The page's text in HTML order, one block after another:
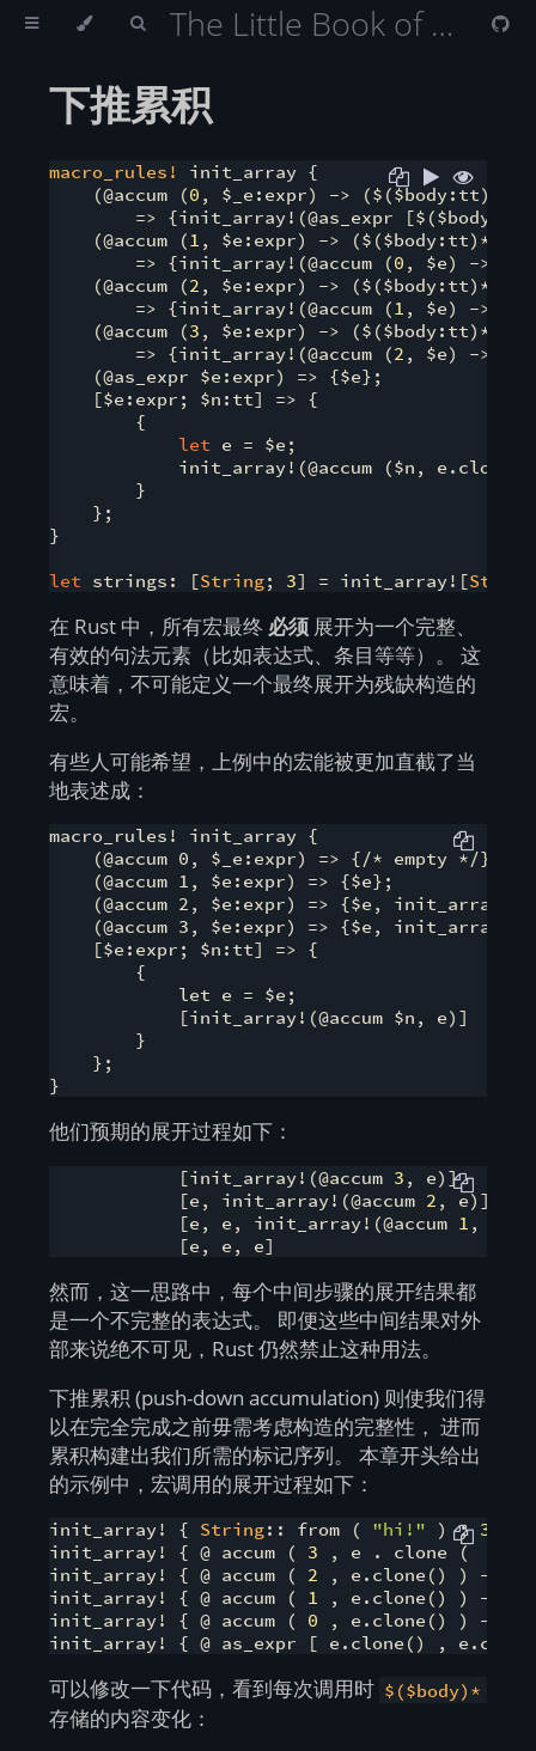
The Little Book of Rust Macros （Rust 宏小册）
下推累积
macro_rules!
init_array {
    (@accum (
0 , $_e:expr) -> ($($body:tt)*))
=> {init_array!(@as_expr
    (@accum (
1 , $e:expr) -> ($($body:tt)*))
        => {init_array!(@accum (
0 , $e) ->
    (@accum (
2 , $e:expr) -> ($($body:tt)*))
        => {init_array!(@accum (
1 , $e) ->
    (@accum (
3 , $e:expr) -> ($($body:tt)*))
        => {init_array!(@accum (
2 , $e) ->
    (@as_expr $e:expr) => {$e};
    [$e:expr; $n:tt] => {
        {
let e = $e;
init_array!(@accum ($n,
        }
    };
}
let strings: [String; 3] = init_array![String
在 Rust 中，所有宏最终 必须展开为一个完整、
有效的句法元素（比如表达式、条目等等）。 这
意味着，不可能定义一个最终展开为残缺构造的
宏。
有些人可能希望，上例中的宏能被更加直截了当
地表述成：
macro_rules! init_array {
    (@accum 0, $_e:expr) => {/* empty */};
    (@accum 1, $e:expr) => {$e};
(@accum 2, $e:expr) => {$e,
(@accum 3, $e:expr) => {$e,
    [$e:expr; $n:tt] => {
        {
            let e = $e;
            [init_array!(@accum $n, e)]
        }
    };
他们预期的展开过程如下：
            [init_array!(@accum
3 , e)]
            [e, init_array!(@accum
2 , e)]
            [e, e, init_array!(@accum
1 , e)]
            [e, e, e]
然而，这一思路中，每个中间步骤的展开结果都
是一个不完整的表达式。 即便这些中间结果对外
部来说绝不可见，Rust 仍然禁止这种用法。
下推累积 (push-down accumulation) 则使我们得
以在完全完成之前毋需考虑构造的完整性， 进而
累积构建出我们所需的标记序列。 本章开头给出
的示例中，宏调用的展开过程如下：
init_array! { String:: from ( "hi!" ) ; 3
init_array! { @ accum ( 3 , e . clone (  ) )
init_array! { @ accum ( 2 , e.clone() ) -> (
init_array! { @ accum ( 1 , e.clone() ) -> (
init_array! { @ accum ( 0 , e.clone() ) -> (
init_array! { @ as_expr [ e.clone() ,
可以修改一下代码，看到每次调用时 $($body)*
存储的内容变化：